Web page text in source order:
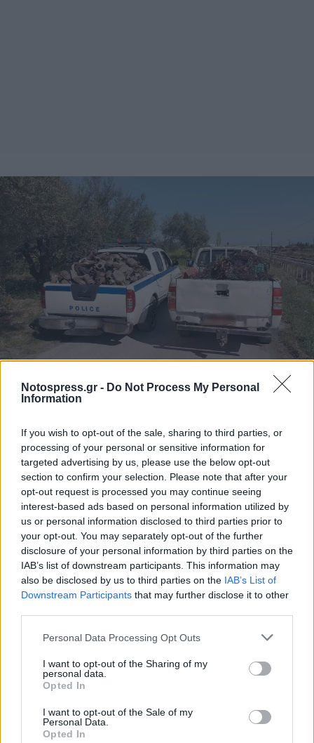
Notospress.gr - Do Not Process My Personal
Information
If you wish to opt-out of the sale, sharing to third parties, or
processing of your personal or sensitive information for
targeted advertising by us, please use the below opt-out
section to confirm your selection. Please note that after your
opt-out request is processed you may continue seeing
interest-based ads based on personal information utilized by
us or personal information disclosed to third parties prior to
your opt-out. You may separately opt-out of the further
disclosure of your personal information by third parties on the
IAB’s list of downstream participants. This information may
also be disclosed by us to third parties on the IAB’s List of
Downstream Participants that may further disclose it to other
Personal Data Processing Opt Outs
I want to opt-out of the Sharing of my
personal data.
Opted In
I want to opt-out of the Sale of my
Personal Data.
Opted In
Κατά τη διάρκεια της επιχείρησης ελέχθησαν
-20- οχήματα, βεβαιώθηκε -1- παράβαση του
Κώδικα Οδικής Κυκλοφορίας, ενώ
κατασχέθηκαν:
1 τόνος περίπου χάλκινων καλωδίων και
αντικειμένων,
115 καταλύτες οχημάτων,
1 κυνηγετικό όπλο.
καταστολή της εγκληματικότητας, όσο και στην
εμπέδωση του αισθήματος ασφάλειας των
πολιτών, ενώ θα συνεχιστούν με αμείωτη
ένταση και ενδιαφέρον, σε όλες τις περιοχές της
Περιφέρειας Πελοποννήσου.